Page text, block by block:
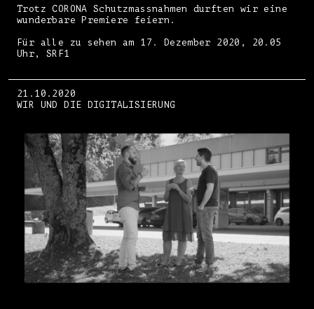
Trotz CORONA Schutzmassnahmen durften wir eine
wunderbare Premiere feiern.
Für alle zu sehen am 17. Dezember 2020, 20.05
Uhr, SRF1
21.10.2020
WIR UND DIE DIGITALISIERUNG